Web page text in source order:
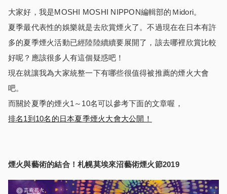
大家好，我是MOSHI MOSHI NIPPON編輯部的Ｍidori。
夏季最代表性的娛樂就是去欣賞煙火了。不過現在在日本有許
多的夏季煙火活動已經陸陸續續要展開了，該去哪裡欣賞比較
好呢？應該很多人有這個疑惑吧！
現在就讓我為大家統整一下有哪些很值得被推薦的煙火大會
吧。
而關於夏季的煙火1～10名可以參考下面的文章喔，
排名1到10名的日本夏季煙火大會大公開！
煙火與藝術的結合！札幌莫埃來沼藝術煙火節2019